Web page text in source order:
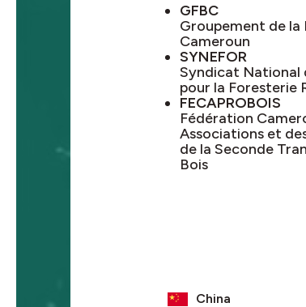
GFBC
Groupement de la
Cameroun
SYNEFOR
Syndicat National
pour la Foresterie
FECAPROBOIS
Fédération
Associations et
de la Seconde
Bois
China